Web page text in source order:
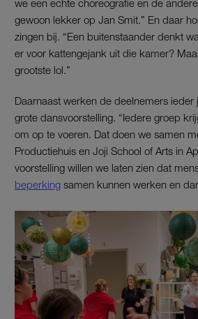
we een echte choreografie en de
gewoon lekker op Jan Smit.” En daar
zingen bij. “Een buitenstaander denkt
er voor kattengejank uit die kamer?
grootste lol.”
Daarnaast werken de deelnemers ieder
grote dansvoorstelling. “Iedere groep
om op te voeren. Dat doen we samen
Productiehuis en Joji School of Arts in
voorstelling willen we laten zien dat
beperking samen kunnen werken en